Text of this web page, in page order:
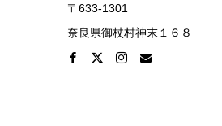
〒633-1301
奈良県御杖村神末１６８